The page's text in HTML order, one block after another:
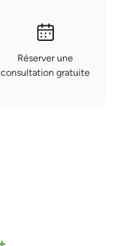
Réserver une
consultation gratuite